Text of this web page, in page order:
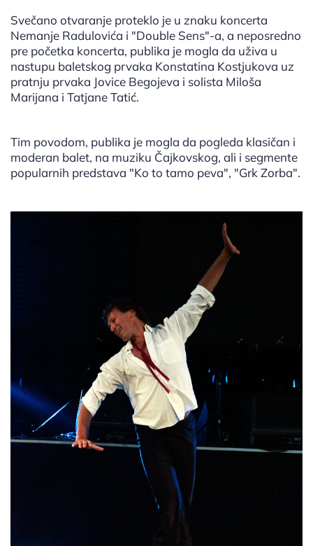
Svečano otvaranje proteklo je u znaku koncerta
Nemanje Radulovića i "Double Sens"-a, a neposredno
pre početka koncerta, publika je mogla da uživa u
nastupu baletskog prvaka Konstatina Kostjukova uz
pratnju prvaka Jovice Begojeva i solista Miloša
Marijana i Tatjane Tatić.
Tim povodom, publika je mogla da pogleda klasičan i
moderan balet, na muziku Čajkovskog, ali i segmente
popularnih predstava "Ko to tamo peva", "Grk Zorba".